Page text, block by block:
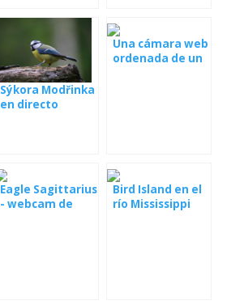
Sýkora Modřinka
en directo
Una cámara web
ordenada de un
Eagle Sagittarius
- webcam de
Bird Island en el
río Mississippi